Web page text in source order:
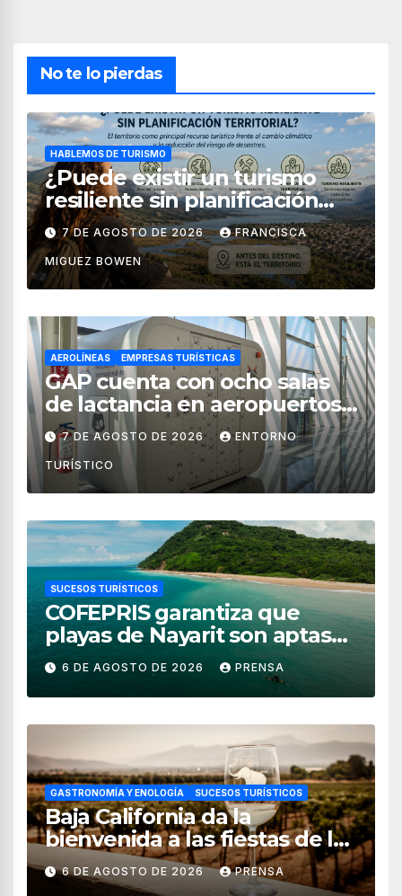
No te lo pierdas
HABLEMOS DE TURISMO
¿Puede existir un turismo
resiliente sin planificación
territorial?
7 DE AGOSTO DE 2026 FRANCISCA
MIGUEZ BOWEN
AEROLÍNEAS EMPRESAS TURÍSTICAS
GAP cuenta con ocho salas
de lactancia en aeropuertos
de México
7 DE AGOSTO DE 2026 ENTORNO
TURÍSTICO
SUCESOS TURÍSTICOS
COFEPRIS garantiza que
playas de Nayarit son aptas
para uso recreativo
6 DE AGOSTO DE 2026 PRENSA
GASTRONOMÍA Y ENOLOGÍA SUCESOS TURÍSTICOS
Baja California da la
bienvenida a las fiestas de la
vendimia 2026
6 DE AGOSTO DE 2026 PRENSA